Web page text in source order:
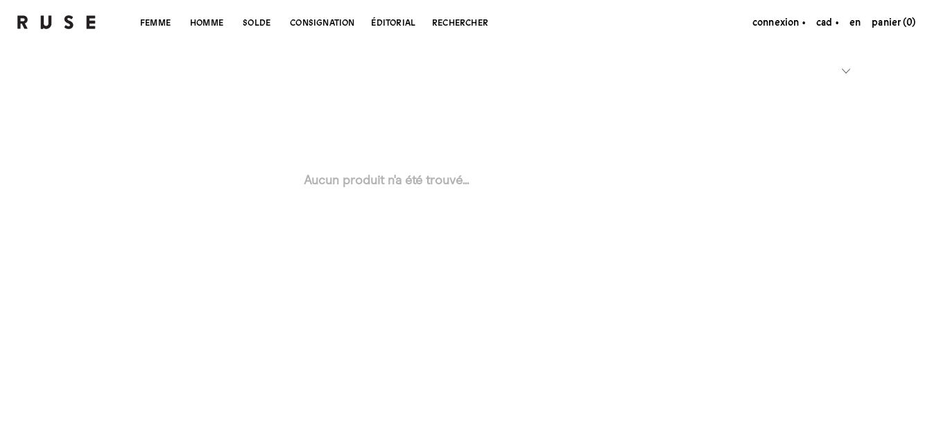
FEMME HOMME SOLDE CONSIGNATION ÉDITORIAL RECHERCHER connexion cad en panier (0)
Aucun produit n'a été trouvé...